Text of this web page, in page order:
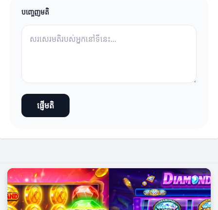
បញ្ចេញមតិ
ផ្ញើមតិ